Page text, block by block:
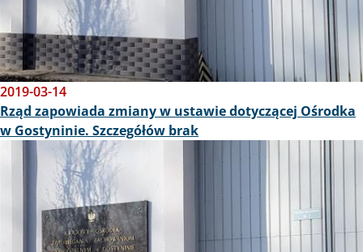
2019-03-14
Rząd zapowiada zmiany w ustawie dotyczącej Ośrodka
w Gostyninie. Szczegółów brak
Obraz